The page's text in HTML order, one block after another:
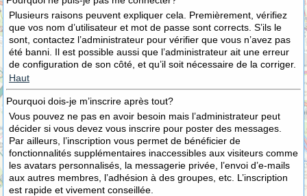
Plusieurs raisons peuvent expliquer cela. Premièrement, vérifiez
que vos nom d’utilisateur et mot de passe sont corrects. S’ils le
sont, contactez l’administrateur pour vérifier que vous n’avez pas
été banni. Il est possible aussi que l’administrateur ait une erreur
de configuration de son côté, et qu’il soit nécessaire de la corriger.
Haut
Pourquoi dois-je m’inscrire après tout?
Vous pouvez ne pas en avoir besoin mais l’administrateur peut
décider si vous devez vous inscrire pour poster des messages.
Par ailleurs, l’inscription vous permet de bénéficier de
fonctionnalités supplémentaires inaccessibles aux visiteurs comme
les avatars personnalisés, la messagerie privée, l’envoi d’e-mails
aux autres membres, l’adhésion à des groupes, etc. L’inscription
est rapide et vivement conseillée.